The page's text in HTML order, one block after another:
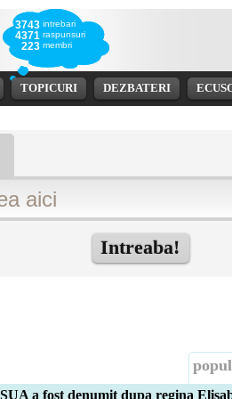
3743
4371
223
intrebari
raspunsuri
membri
TOPICURI DEZBATERI
a fost denumit dupa regina